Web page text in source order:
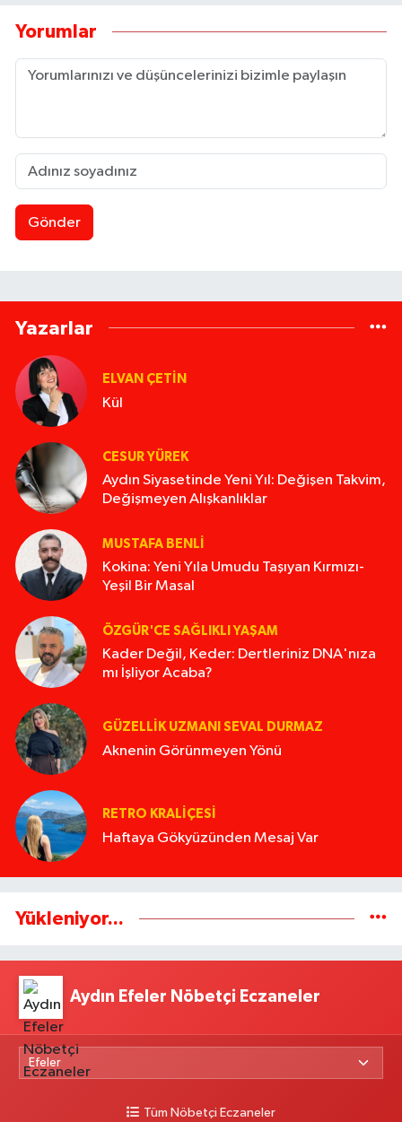
Yorumlar
Gönder
Yazarlar
ELVAN ÇETIN
Kül
CESUR YÜREK
Aydın Siyasetinde Yeni Yıl: Değişen Takvim,
Değişmeyen Alışkanlıklar
MUSTAFA BENLI
Kokina: Yeni Yıla Umudu Taşıyan Kırmızı-
Yeşil Bir Masal
ÖZGÜR'CE SAĞLIKLI YAŞAM
Kader Değil, Keder: Dertleriniz DNA'nıza
mı İşliyor Acaba?
GÜZELLIK UZMANI SEVAL DURMAZ
Aknenin Görünmeyen Yönü
RETRO KRALIÇESI
Haftaya Gökyüzünden Mesaj Var
Yükleniyor...
Aydın Efeler Nöbetçi Eczaneler
Tüm Nöbetçi Eczaneler